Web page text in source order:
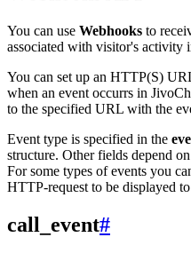
You can use Webhooks to
associated with visitor's activity
You can set up an HTTP(S)
when an event occurrs in
to the specified URL with the
Event type is specified in the
structure. Other fields depend
For some types of events you
HTTP-request to be displayed
call_event#